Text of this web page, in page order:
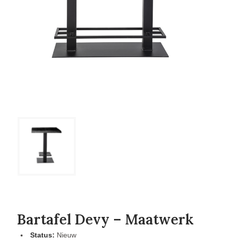
Bartafel Devy – Maatwerk
Status: Nieuw